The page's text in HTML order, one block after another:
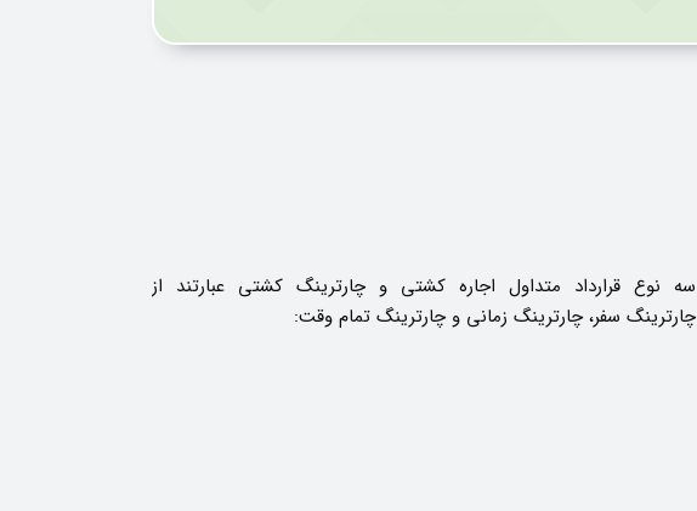
سه نوع قرارداد متداول اجاره کشتی و چارترینگ کشتی عبارتند از
چارترینگ سفر، چارترینگ زمانی و چارترینگ تمام وقت: